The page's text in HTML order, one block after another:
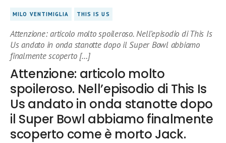
MILO VENTIMIGLIA THIS IS US
Attenzione: articolo molto spoileroso. Nell’episodio di This Is
Us andato in onda stanotte dopo il Super Bowl abbiamo
finalmente scoperto […]
Attenzione: articolo molto
spoileroso. Nell’episodio di This Is
Us andato in onda stanotte dopo
il Super Bowl abbiamo finalmente
scoperto come è morto Jack.